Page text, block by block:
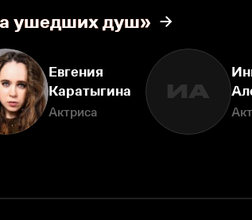
ушедших душ»
Евгения
Каратыгина
Актриса
ИА